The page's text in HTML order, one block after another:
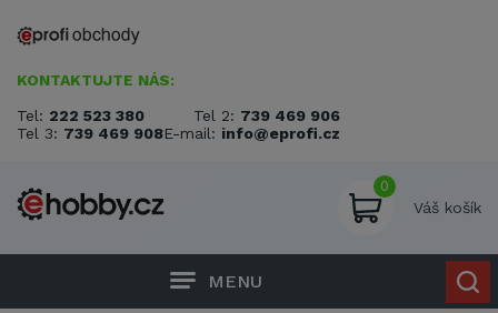
KONTAKTUJTE NÁS:
Tel: 222 523 380 Tel 2: 739 469 906
Tel 3: 739 469 908E-mail: info@eprofi.cz
0
Váš košík
MENU